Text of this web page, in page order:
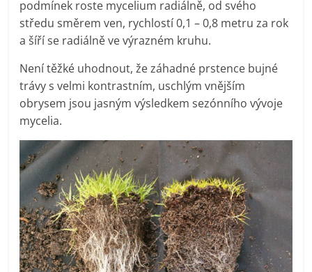
podmínek roste mycelium radiálně, od svého
středu směrem ven, rychlostí 0,1 – 0,8 metru za rok
a šíří se radiálně ve výrazném kruhu.
Není těžké uhodnout, že záhadné prstence bujné
trávy s velmi kontrastním, uschlým vnějším
obrysem jsou jasným výsledkem sezónního vývoje
mycelia.